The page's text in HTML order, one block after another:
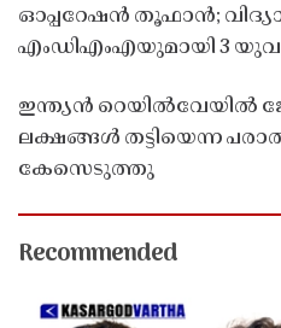
ഓപ്പറേഷൻ തൂഫാൻ;
എംഡിഎംഎയുമായി 3
ഇന്ത്യൻ റെയിൽവേയിൽ
ലക്ഷങ്ങൾ തട്ടിയെന്ന
കേസെടുത്തു
Recommended